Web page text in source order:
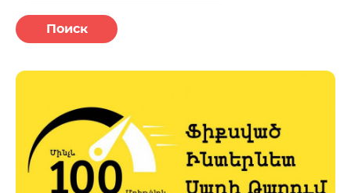
Поиск